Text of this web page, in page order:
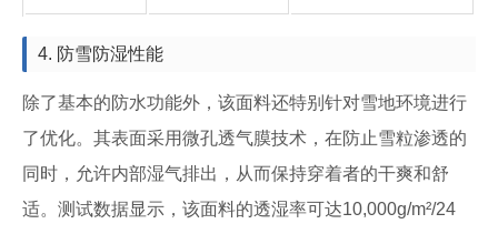
4. 防雪防湿性能
除了基本的防水功能外，该面料还特别针对雪地环境进行
了优化。其表面采用微孔透气膜技术，在防止雪粒渗透的
同时，允许内部湿气排出，从而保持穿着者的干爽和舒
适。测试数据显示，该面料的透湿率可达10,000g/m²/24